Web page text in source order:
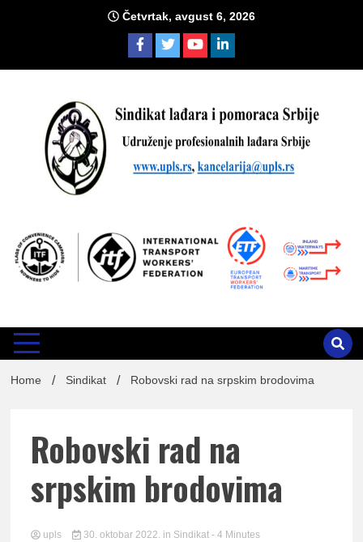
Četvrtak, avgust 6, 2026
lađara i pomoraca Srbije
Home Sindikat Robovski rad na srpskim brodovima
Robovski rad na
srpskim brodovima
upls 30. oktobar 2022. in Sindikat - 4 Minutes